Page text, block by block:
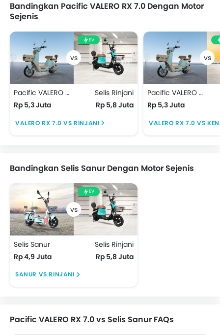
Bandingkan Pacific VALERO RX 7.0 Dengan Motor
Sejenis
Pacific VALERO RX 7.0
Rp 5,3 Juta
EV
Selis Rinjani
Rp 5,8 Juta
VALERO RX 7.0 VS RINJANI
Pacific VALERO RX 7.0
Rp 5,3 Juta
VALERO RX 7.0 VS
Bandingkan Selis Sanur Dengan Motor Sejenis
Selis Sanur
Rp 4,9 Juta
EV
Selis Rinjani
Rp 5,8 Juta
SANUR VS RINJANI
Pacific VALERO RX 7.0 vs Selis Sanur FAQs